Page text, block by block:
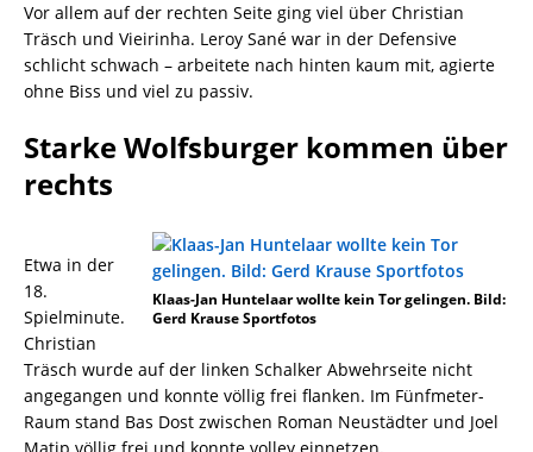
Vor allem auf der rechten Seite ging viel über Christian
Träsch und Vieirinha. Leroy Sané war in der Defensive
schlicht schwach – arbeitete nach hinten kaum mit, agierte
ohne Biss und viel zu passiv.
Starke Wolfsburger kommen über
rechts
Klaas-Jan Huntelaar wollte kein Tor gelingen. Bild:
Gerd Krause Sportfotos
Etwa in der
18.
Spielminute.
Christian
Träsch wurde auf der linken Schalker Abwehrseite nicht
angegangen und konnte völlig frei flanken. Im Fünfmeter-
Raum stand Bas Dost zwischen Roman Neustädter und Joel